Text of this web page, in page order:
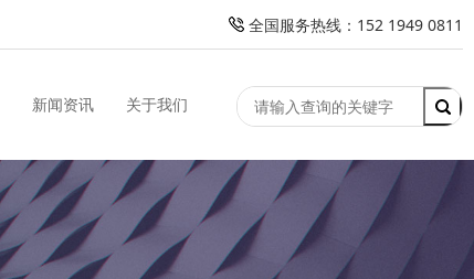
全国服务热线：152 1949 0811
新闻资讯 关于我们